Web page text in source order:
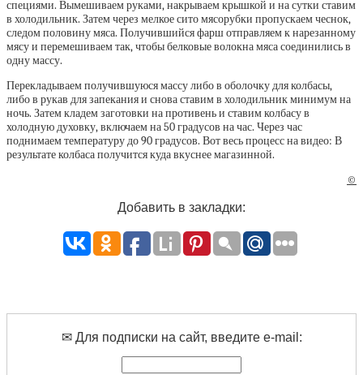
специями. Вымешиваем руками, накрываем крышкой и на сутки ставим
в холодильник. Затем через мелкое сито мясорубки пропускаем чеснок,
следом половину мяса. Получившийся фарш отправляем к нарезанному
мясу и перемешиваем так, чтобы белковые волокна мяса соединились в
одну массу.
Перекладываем получившуюся массу либо в оболочку для колбасы,
либо в рукав для запекания и снова ставим в холодильник минимум на
ночь. Затем кладем заготовки на противень и ставим колбасу в
холодную духовку, включаем на 50 градусов на час. Через час
поднимаем температуру до 90 градусов. Вот весь процесс на видео: В
результате колбаса получится куда вкуснее магазинной.
©
Добавить в закладки:
✉ Для подписки на сайт, введите e-mail: